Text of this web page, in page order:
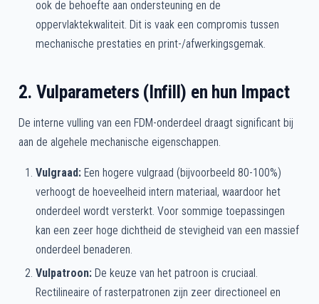
ook de behoefte aan ondersteuning en de
oppervlaktekwaliteit. Dit is vaak een compromis tussen
mechanische prestaties en print-/afwerkingsgemak.
2. Vulparameters (Infill) en hun Impact
De interne vulling van een FDM-onderdeel draagt significant bij
aan de algehele mechanische eigenschappen.
Vulgraad:Een hogere vulgraad (bijvoorbeeld 80-100%)
verhoogt de hoeveelheid intern materiaal, waardoor het
onderdeel wordt versterkt. Voor sommige toepassingen
kan een zeer hoge dichtheid de stevigheid van een massief
onderdeel benaderen.
Vulpatroon:De keuze van het patroon is cruciaal.
Rectilineaire of rasterpatronen zijn zeer directioneel en